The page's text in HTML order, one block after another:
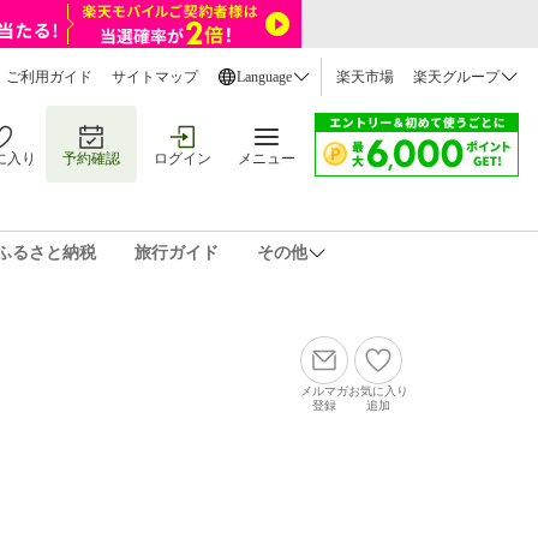
ご利用ガイド サイトマップ Language 楽天市場 楽天グループ
入り 予約確認 ログイン メニュー
るさと納税 旅行ガイド その他
メルマガ
登録
お気に入り
追加